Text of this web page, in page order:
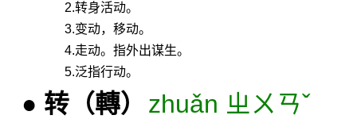
2.转身活动。
3.变动，移动。
4.走动。指外出谋生。
5.泛指行动。
● 转 （轉）
zhuǎn ㄓㄨㄢˇ